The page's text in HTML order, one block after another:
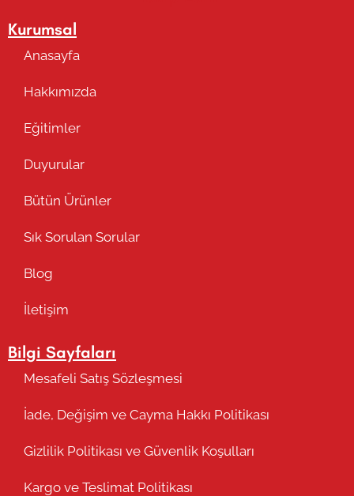
Kurumsal
Anasayfa
Hakkımızda
Eğitimler
Duyurular
Bütün Ürünler
Sık Sorulan Sorular
Blog
İletişim
Bilgi Sayfaları
Mesafeli Satış Sözleşmesi
İade, Değişim ve Cayma Hakkı Politikası
Gizlilik Politikası ve Güvenlik Koşulları
Kargo ve Teslimat Politikası